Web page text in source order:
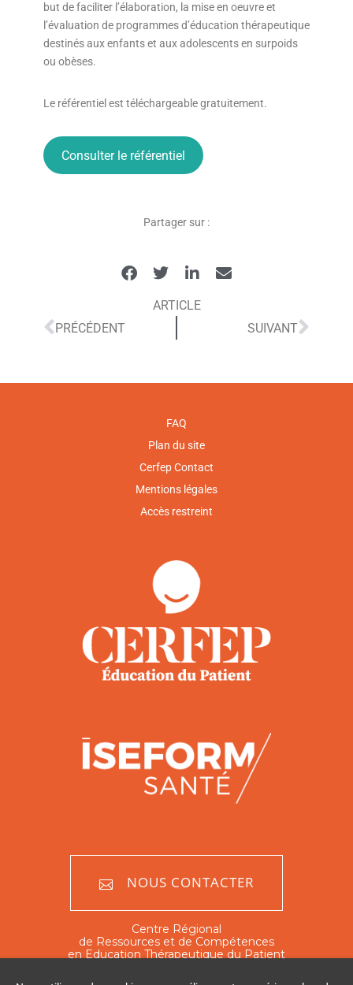
but de faciliter l’élaboration, la mise en oeuvre et
l’évaluation de programmes d’éducation thérapeutique
destinés aux enfants et aux adolescents en surpoids
ou obèses.
Le référentiel est téléchargeable gratuitement.
Consulter le référentiel
Partager sur :
ARTICLE
PRÉCÉDENT
SUIVANT
FAQ
Plan du site
Cerfep Contact
Mentions légales
Accès restreint
NOUS CONTACTER
Centre Régional
de Ressources et de Compétences
en Education Thérapeutique du Patient